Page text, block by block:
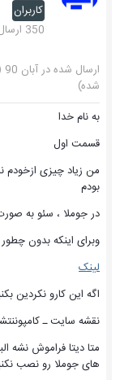
کاربران
350 ارسال
ارسال شده درآبان 90
شده)
به نام خدا
قسمت اول
من زیاد چیزی ازخودم
بودم
در جوملا ، سئو به
وبرای اینکه بدون
لینک
اگه این کارو نکردین
نقشه سایت ـ
متا دیتا فراموش نشه
های جوملا رو نصب